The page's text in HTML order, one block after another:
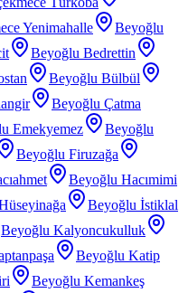
Yenimahalle
Beyoğlu
Beyoğlu Bedrettin
Beyoğlu Bülbül
Beyoğlu Çatma
Emekyemez
Beyoğlu
Beyoğlu Firuzağa
Beyoğlu Hacımimi
Beyoğlu İstiklal
Beyoğlu Kalyoncukulluk
Beyoğlu Katip
Beyoğlu Kemankeş